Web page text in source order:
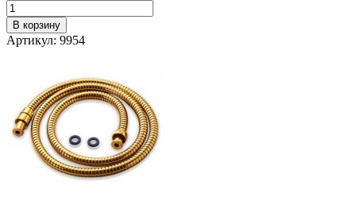
В корзину
Артикул: 9954